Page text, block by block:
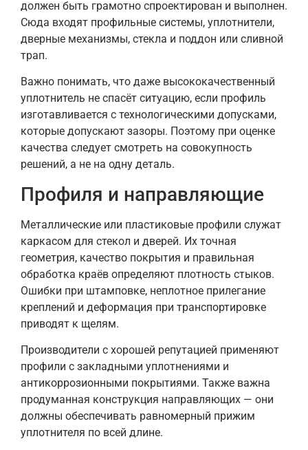
должен быть грамотно спроектирован и выполнен.
Сюда входят профильные системы, уплотнители,
дверные механизмы, стекла и поддон или сливной
трап.
Важно понимать, что даже высококачественный
уплотнитель не спасёт ситуацию, если профиль
изготавливается с технологическими допусками,
которые допускают зазоры. Поэтому при оценке
качества следует смотреть на совокупность
решений, а не на одну деталь.
Профиля и направляющие
Металлические или пластиковые профили служат
каркасом для стекол и дверей. Их точная
геометрия, качество покрытия и правильная
обработка краёв определяют плотность стыков.
Ошибки при штамповке, неплотное прилегание
креплений и деформация при транспортировке
приводят к щелям.
Производители с хорошей репутацией применяют
профили с закладными уплотнениями и
антикоррозионными покрытиями. Также важна
продуманная конструкция направляющих — они
должны обеспечивать равномерный прижим
уплотнителя по всей длине.